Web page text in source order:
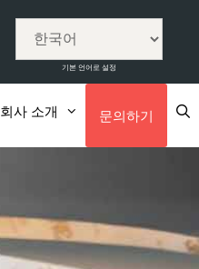
기본 언어로 설정
회사 소개 문의하기